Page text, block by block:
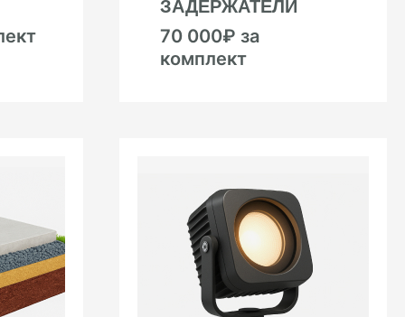
ЗАДЕРЖАТЕЛИ
70 000₽ за
комплект